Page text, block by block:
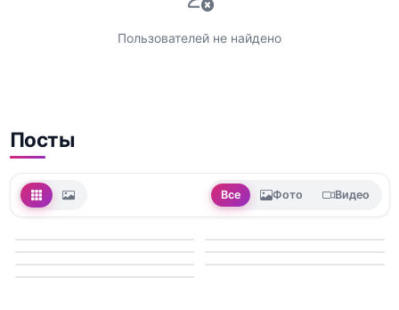
Пользователей не найдено
Посты
Все Фото Видео